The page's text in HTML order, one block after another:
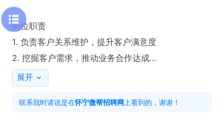
岗位职责
1. 负责客户关系维护，提升客户满意度
2. 挖掘客户需求，推动业务合作达成
3. 组织客户活动，增强客户粘性
工作时间：长白班
展开
联系我时请说是在怀宁微帮招聘网 上看到的，谢谢！